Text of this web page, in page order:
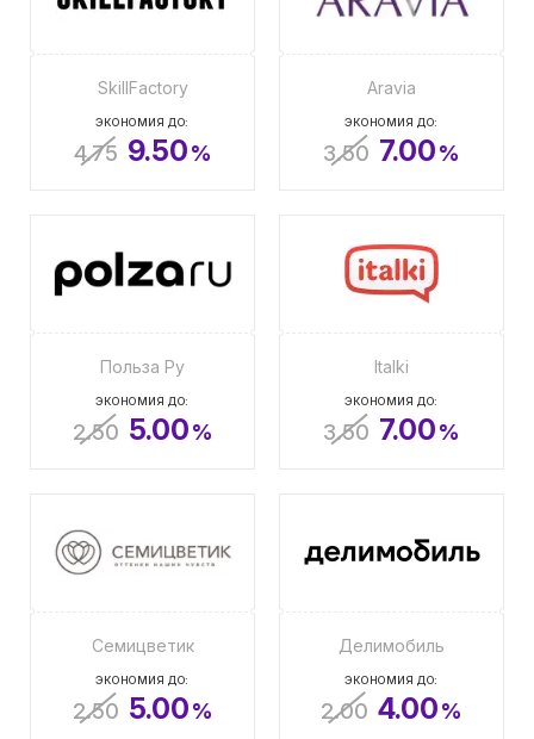
SkillFactory
ЭКОНОМИЯ ДО:
4.75 9.50%
Aravia
ЭКОНОМИЯ ДО:
3.50 7.00%
Польза Ру
ЭКОНОМИЯ ДО:
2.50 5.00%
Italki
ЭКОНОМИЯ ДО:
3.50 7.00%
Семицветик
ЭКОНОМИЯ ДО:
2.50 5.00%
Делимобиль
ЭКОНОМИЯ ДО:
2.00 4.00%